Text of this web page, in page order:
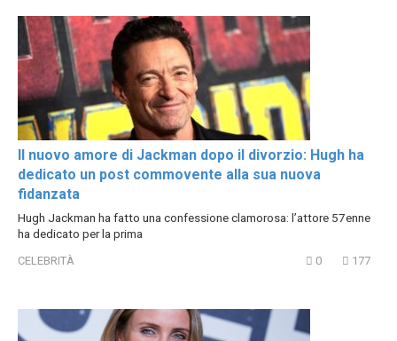
Il nuovo amore di Jackman dopo il divorzio: Hugh ha
dedicato un post commovente alla sua nuova
fidanzata
Hugh Jackman ha fatto una confessione clamorosa: l’attore 57enne
ha dedicato per la prima
CELEBRITÀ 0 177